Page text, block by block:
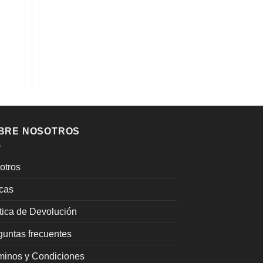
NOSOTROS
de Devolución
frecuentes
y Condiciones